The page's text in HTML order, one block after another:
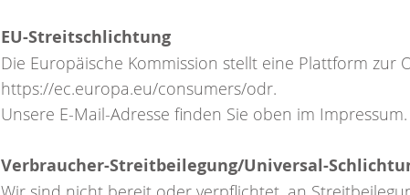
EU-Streitschlichtung
Die Europäische Kommission stellt eine Plattform zur
https://ec.europa.eu/consumers/odr.
Unsere E-Mail-Adresse finden Sie oben im Impressum.
Verbraucher-Streit­beilegung/Universal­-